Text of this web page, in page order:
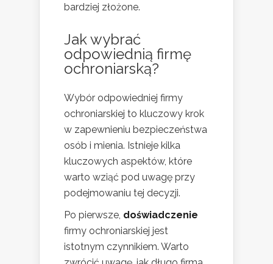
bardziej złożone.
Jak wybrać
odpowiednią firmę
ochroniarską?
Wybór odpowiedniej firmy
ochroniarskiej to kluczowy krok
w zapewnieniu bezpieczeństwa
osób i mienia. Istnieje kilka
kluczowych aspektów, które
warto wziąć pod uwagę przy
podejmowaniu tej decyzji.
Po pierwsze, doświadczenie
firmy ochroniarskiej jest
istotnym czynnikiem. Warto